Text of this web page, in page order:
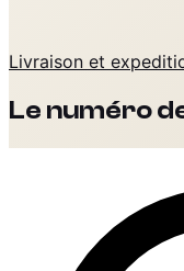
Livraison et
Le numéro